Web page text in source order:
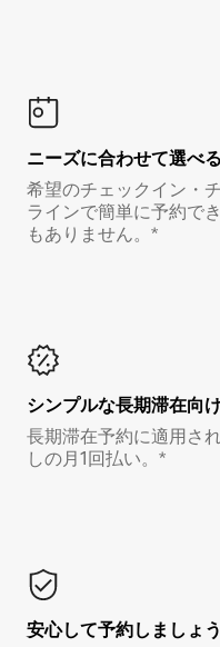
ニーズに合わせて選べ
希望のチェックイン・
ラインで簡単に予約で
もありません。*
シンプルな長期滞在向
長期滞在予約に適用さ
しの月1回払い。*
安心して予約しましょう